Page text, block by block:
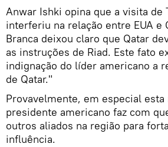
Anwar Ishki opina que a visita de
interferiu na relação entre EUA e
Branca deixou claro que Qatar
as instruções de Riad. Este fato
indignação do líder americano a
de Qatar."
Provavelmente, em especial esta
presidente americano faz com
outros aliados na região para
influência.